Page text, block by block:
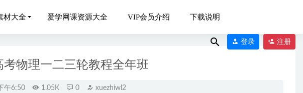
材大全 爱学网课资源大全 VIP会员介绍 下载说明
登录 注册
物理一二三轮教程全年班
午6:50 1.05K 0 xuezhiwl2